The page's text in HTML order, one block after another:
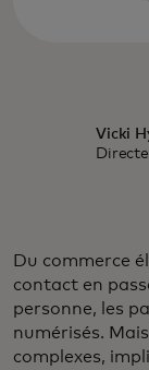
Vicki
Du commerce
contact en
personne, les
numérisés.
complexes,